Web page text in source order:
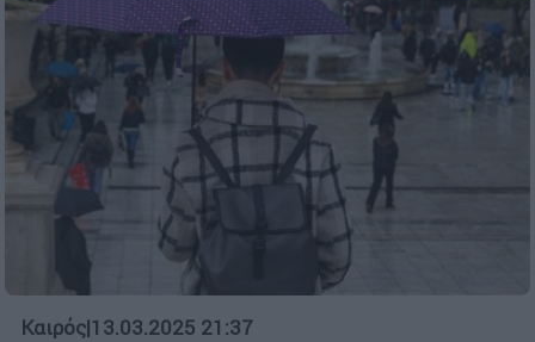
Καιρός|13.03.2025 21:37